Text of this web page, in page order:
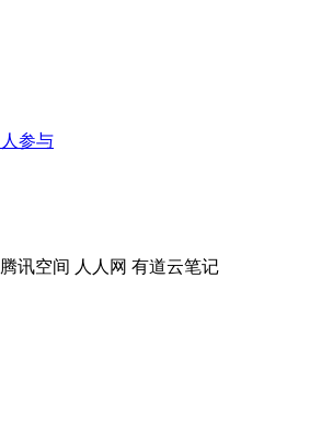
人参与
腾讯空间 人人网 有道云笔记